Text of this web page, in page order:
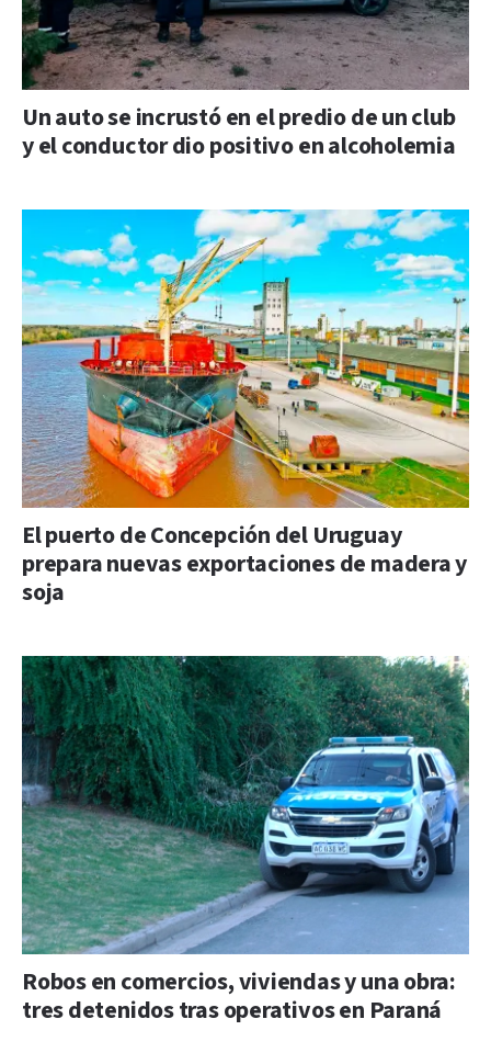
Un auto se incrustó en el predio de un club
y el conductor dio positivo en alcoholemia
El puerto de Concepción del Uruguay
prepara nuevas exportaciones de madera y
soja
Robos en comercios, viviendas y una obra:
tres detenidos tras operativos en Paraná